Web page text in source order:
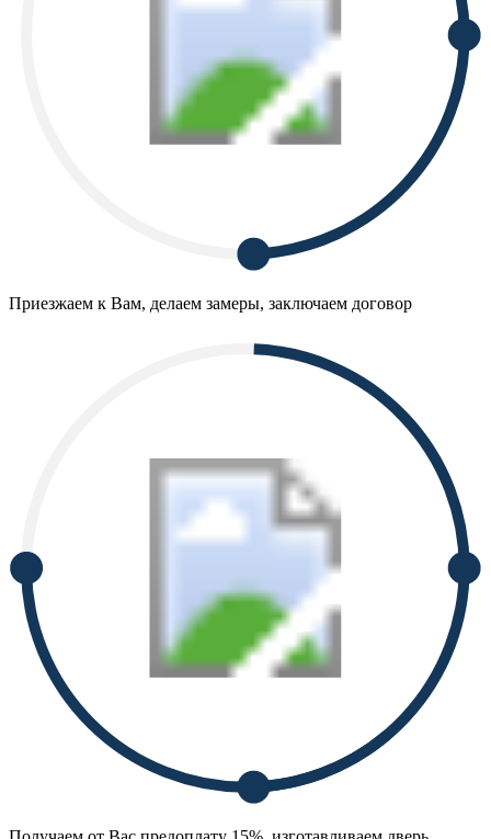
Приезжаем к Вам, делаем замеры, заключаем договор